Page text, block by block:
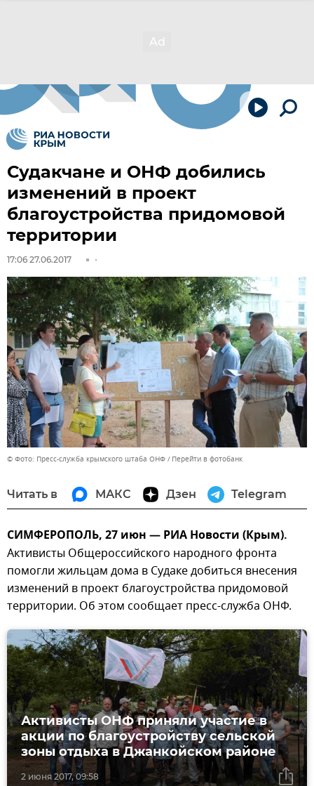
Судакчане и ОНФ добились
изменений в проект
благоустройства придомовой
территории
17:06 27.06.2017
© Фото: Пресс-служба крымского штаба ОНФ Перейти в фотобанк
Читать в МАКС Дзен Telegram
СИМФЕРОПОЛЬ, 27 июн — РИА Новости (Крым).
Активисты Общероссийского народного фронта
помогли жильцам дома в Судаке добиться внесения
изменений в проект благоустройства придомовой
территории. Об этом сообщает пресс-служба ОНФ.
2 июня 2017, 09:58
Активисты ОНФ приняли участие в
акции по благоустройству сельской
зоны отдыха в Джанкойском районе